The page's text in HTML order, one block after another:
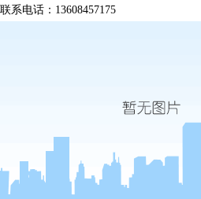
联系电话： 13608457175